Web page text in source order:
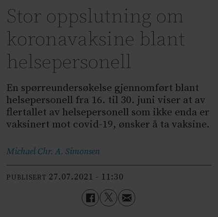
Stor oppslutning om
koronavaksine blant
helsepersonell
En spørreundersøkelse gjennomført blant
helsepersonell fra 16. til 30. juni viser at av
flertallet av helsepersonell som ikke enda er
vaksinert mot covid-19, ønsker å ta vaksine.
Michael Chr. A. Simonsen
PUBLISERT 27.07.2021 - 11:30